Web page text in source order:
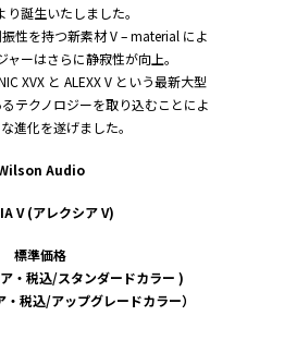
り誕生いたしました。
性を持つ新素材 V – material によ
ャーはさらに静寂性が向上。
XVX と ALEXX V という最新大型
テクノロジーを取り込むことによ
進化を遂げました。
Audio
V (アレクシア V)
標準価格
・税込/スタンダードカラー )
税込/アップグレードカラー）